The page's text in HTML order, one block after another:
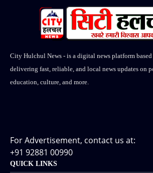
City Hulchul News - is a digital news platform based
delivering fast, reliable, and local news updates on
education, culture, and more.
For Advertisement, contact us at:
+91 92881 00990
QUICK LINKS